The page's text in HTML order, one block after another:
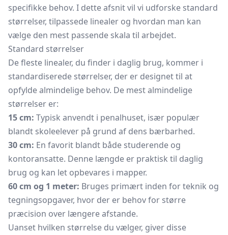
specifikke behov. I dette afsnit vil vi udforske standard
størrelser, tilpassede linealer og hvordan man kan
vælge den mest passende skala til arbejdet.
Standard størrelser
De fleste linealer, du finder i daglig brug, kommer i
standardiserede størrelser, der er designet til at
opfylde almindelige behov. De mest almindelige
størrelser er:
15 cm: Typisk anvendt i penalhuset, især populær
blandt skoleelever på grund af dens bærbarhed.
30 cm: En favorit blandt både studerende og
kontoransatte. Denne længde er praktisk til daglig
brug og kan let opbevares i mapper.
60 cm og 1 meter: Bruges primært inden for teknik og
tegningsopgaver, hvor der er behov for større
præcision over længere afstande.
Uanset hvilken størrelse du vælger, giver disse